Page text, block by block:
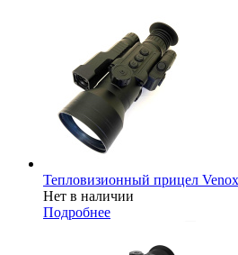
Тепловизионный прицел
Нет в наличии
Подробнее